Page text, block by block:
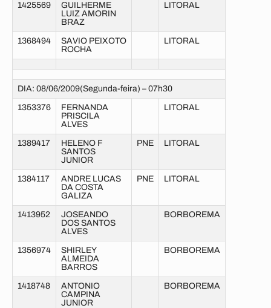
1425569
GUILHERME
LUIZ AMORIN
BRAZ
LITORAL
1368494
SAVIO PEIXOTO
ROCHA
LITORAL
DIA: 08/06/2009(Segunda-feira) – 07h30
1353376
FERNANDA
PRISCILA
ALVES
LITORAL
1389417
HELENO F
SANTOS
JUNIOR
PNE LITORAL
1384117
ANDRE LUCAS
DA COSTA
GALIZA
PNE LITORAL
1413952
JOSEANDO
DOS SANTOS
ALVES
BORBOREMA
1356974
SHIRLEY
ALMEIDA
BARROS
BORBOREMA
1418748
ANTONIO
CAMPINA
JUNIOR
BORBOREMA